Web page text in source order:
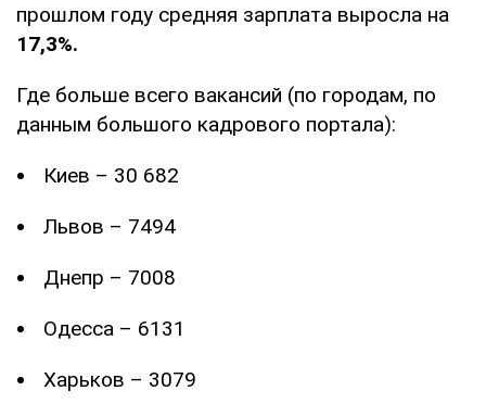
прошлом году средняя зарплата выросла на
17,3%.
Где больше всего вакансий (по городам, по
данным большого кадрового портала):
Киев – 30 682
Львов – 7494
Днепр – 7008
Одесса – 6131
Харьков – 3079